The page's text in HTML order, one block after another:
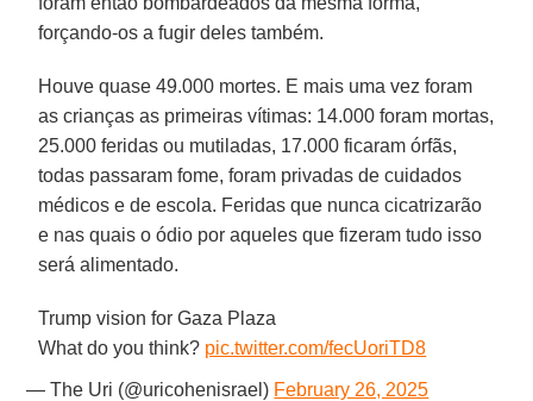
forçando-os a fugir deles também.
Houve quase 49.000 mortes. E mais uma vez foram
as crianças as primeiras vítimas: 14.000 foram mortas,
25.000 feridas ou mutiladas, 17.000 ficaram órfãs,
todas passaram fome, foram privadas de cuidados
médicos e de escola. Feridas que nunca cicatrizarão
e nas quais o ódio por aqueles que fizeram tudo isso
será alimentado.
Trump vision for Gaza Plaza
What do you think? pic.twitter.com/fecUoriTD8
— The Uri (@uricohenisrael) February 26, 2025